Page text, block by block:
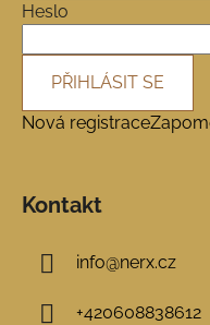
Heslo
PŘIHLÁSIT SE
Nová registrace
Kontakt
info@nerx.cz
+420608838612